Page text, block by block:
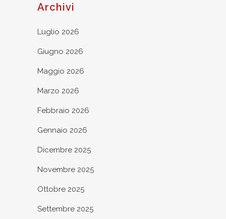
Archivi
Luglio 2026
Giugno 2026
Maggio 2026
Marzo 2026
Febbraio 2026
Gennaio 2026
Dicembre 2025
Novembre 2025
Ottobre 2025
Settembre 2025